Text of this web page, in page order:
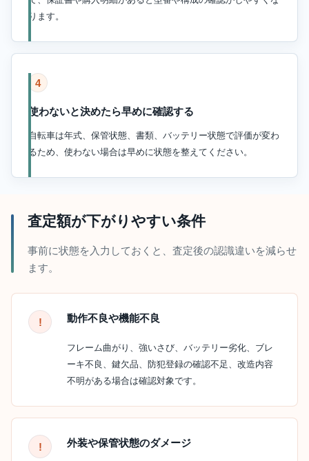
ります。
4
使わないと決めたら早めに確認する
自転車は年式、保管状態、書類、バッテリー状態で評価が変わ
るため、使わない場合は早めに状態を整えてください。
査定額が下がりやすい条件
事前に状態を入力しておくと、査定後の認識違いを減らせ
ます。
動作不良や機能不良
フレーム曲がり、強いさび、バッテリー劣化、ブレ
ーキ不良、鍵欠品、防犯登録の確認不足、改造内容
不明がある場合は確認対象です。
外装や保管状態のダメージ